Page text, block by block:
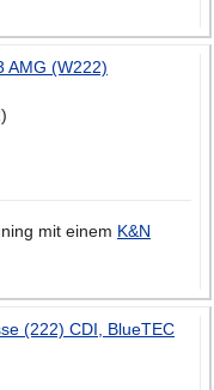
AMG (W222)
mit einem K&N
(222) CDI, BlueTEC